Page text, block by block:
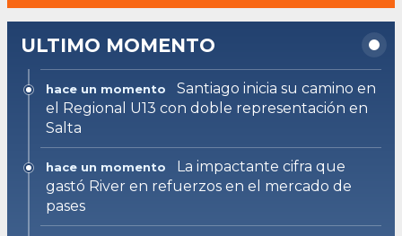
ULTIMO MOMENTO
hace un momento
Santiago inicia su camino en
el Regional U13 con doble representación en
Salta
hace un momento
La impactante cifra que
gastó River en refuerzos en el mercado de
pases